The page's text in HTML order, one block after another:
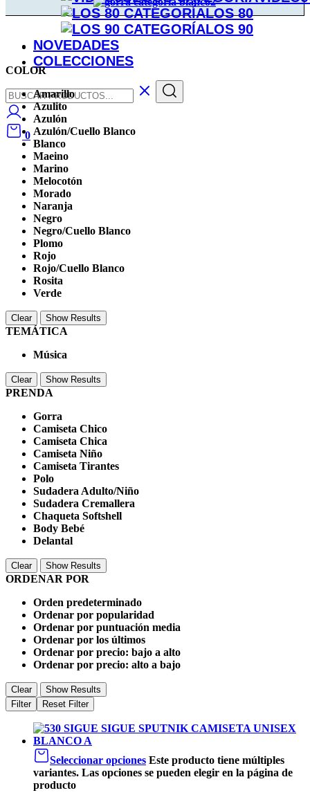
LOS 80
LOS 90
NOVEDADES
COLECCIONES
0
COLOR
Amarillo
Azulito
Azulón
Azulón/Cuello Blanco
Blanco
Maeino
Marino
Melocotón
Morado
Naranja
Negro
Negro/Cuello Blanco
Plomo
Rojo
Rojo/Cuello Blanco
Rosita
Verde
Clear Show Results
TEMÁTICA
Música
Clear Show Results
PRENDA
Gorra
Camiseta Chico
Camiseta Chica
Camiseta Niño
Camiseta Tirantes
Polo
Sudadera Adulto/Niño
Sudadera Cremallera
Chaqueta Softshell
Body Bebé
Delantal
Clear Show Results
ORDENAR POR
Orden predeterminado
Ordenar por popularidad
Ordenar por puntuación media
Ordenar por los últimos
Ordenar por precio: bajo a alto
Ordenar por precio: alto a bajo
Clear
Show Results
Filter
Reset Filter
Seleccionar opciones Este producto tiene múltiples
variantes. Las opciones se pueden elegir en la página de
producto